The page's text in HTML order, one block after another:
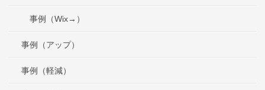
事例（Wix→）
事例（アップ）
事例（軽減）